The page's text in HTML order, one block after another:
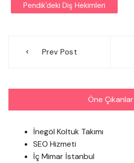
Pendik'deki Diş Hekimleri
gezinmesi
Prev Post
Öne Çıkanlar
İnegöl Koltuk Takımı
SEO Hizmeti
İç Mimar İstanbul